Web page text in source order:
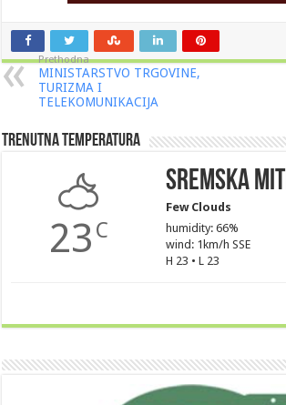
Prethodna
MINISTARSTVO TRGOVINE,
TURIZMA I
TELEKOMUNIKACIJA
Trenutna Temperatura
23 C
Sremska
Few Clouds
humidity: 66%
wind: 1km/h SSE
H 23 • L 23